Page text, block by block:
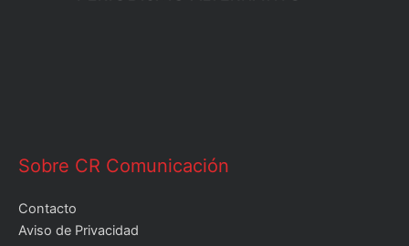
Sobre CR Comunicación
Contacto
Aviso de Privacidad